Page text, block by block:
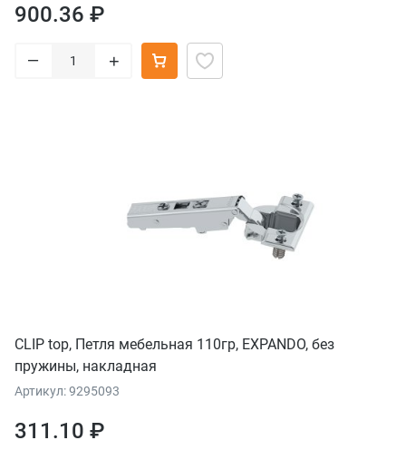
900.36 ₽
– +
CLIP top, Петля мебельная 110гр, EXPANDO, без
пружины, накладная
Артикул: 9295093
311.10 ₽